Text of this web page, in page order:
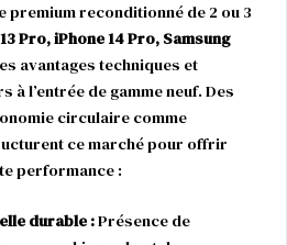
premium reconditionné de 2 ou 3
Pro, iPhone 14 Pro, Samsung
avantages techniques et
à l’entrée de gamme neuf. Des
circulaire comme
ce marché pour offrir
performance :
durable :Présence de